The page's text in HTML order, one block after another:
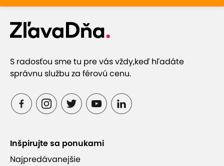
S radosťou sme tu pre vás vždy,keď hľadáte
správnu službu za férovú cenu.
Inšpirujte sa ponukami
Najpredávanejšie